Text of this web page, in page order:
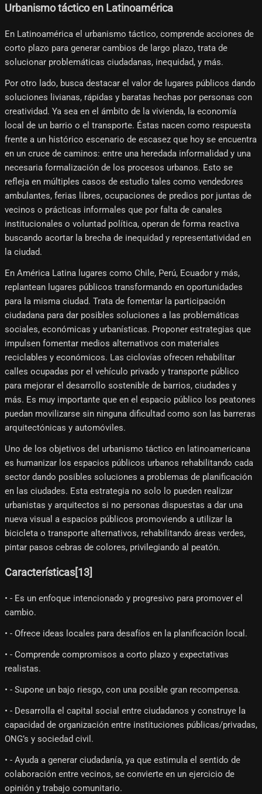
Urbanismo táctico en Latinoamérica
En Latinoamérica el urbanismo táctico, comprende acciones de
corto plazo para generar cambios de largo plazo, trata de
solucionar problemáticas ciudadanas, inequidad, y más.
Por otro lado, busca destacar el valor de lugares públicos dando
soluciones livianas, rápidas y baratas hechas por personas con
creatividad. Ya sea en el ámbito de la vivienda, la economía
local de un barrio o el transporte. Éstas nacen como respuesta
frente a un histórico escenario de escasez que hoy se encuentra
en un cruce de caminos: entre una heredada informalidad y una
necesaria formalización de los procesos urbanos. Esto se
refleja en múltiples casos de estudio tales como vendedores
ambulantes, ferias libres, ocupaciones de predios por juntas de
vecinos o prácticas informales que por falta de canales
institucionales o voluntad política, operan de forma reactiva
buscando acortar la brecha de inequidad y representatividad en
la ciudad.
En América Latina lugares como Chile, Perú, Ecuador y más,
replantean lugares públicos transformando en oportunidades
para la misma ciudad. Trata de fomentar la participación
ciudadana para dar posibles soluciones a las problemáticas
sociales, económicas y urbanísticas. Proponer estrategias que
impulsen fomentar medios alternativos con materiales
reciclables y económicos. Las ciclovías ofrecen rehabilitar
calles ocupadas por el vehículo privado y transporte público
para mejorar el desarrollo sostenible de barrios, ciudades y
más. Es muy importante que en el espacio público los peatones
puedan movilizarse sin ninguna dificultad como son las barreras
arquitectónicas y automóviles.
Uno de los objetivos del urbanismo táctico en latinoamericana
es humanizar los espacios públicos urbanos rehabilitando cada
sector dando posibles soluciones a problemas de planificación
en las ciudades. Esta estrategia no solo lo pueden realizar
urbanistas y arquitectos si no personas dispuestas a dar una
nueva visual a espacios públicos promoviendo a utilizar la
bicicleta o transporte alternativos, rehabilitando áreas verdes,
pintar pasos cebras de colores, privilegiando al peatón.
Características[13]​
• - Es un enfoque intencionado y progresivo para promover el
cambio.
• - Ofrece ideas locales para desafíos en la planificación local.
• - Comprende compromisos a corto plazo y expectativas
realistas.
• - Supone un bajo riesgo, con una posible gran recompensa.
• - Desarrolla el capital social entre ciudadanos y construye la
capacidad de organización entre instituciones públicas/privadas,
ONG’s y sociedad civil.
• - Ayuda a generar ciudadanía, ya que estimula el sentido de
colaboración entre vecinos, se convierte en un ejercicio de
opinión y trabajo comunitario.